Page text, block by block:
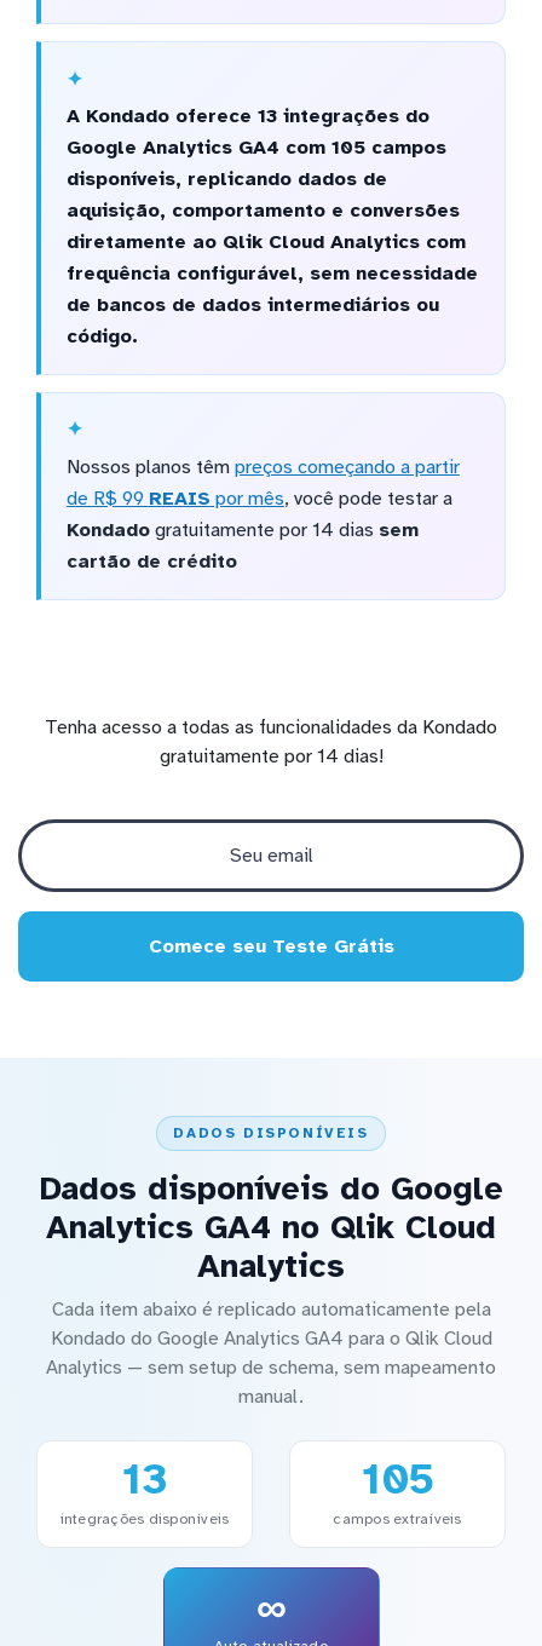
A Kondado oferece 13 integrações do
Google Analytics GA4 com 105 campos
disponíveis, replicando dados de
aquisição, comportamento e conversões
diretamente ao Qlik Cloud Analytics com
frequência configurável, sem necessidade
de bancos de dados intermediários ou
código.
Nossos planos têm preços começando a partir
de R$ 99 REAIS por mês, você pode testar a
Kondadogratuitamente por 14 dias sem
cartão de crédito
Tenha acesso a todas as funcionalidades da Kondado
gratuitamente por 14 dias!
Comece seu Teste Grátis
DADOS DISPONÍVEIS
Dados disponíveis do Google
Analytics GA4 no Qlik Cloud
Analytics
Cada item abaixo é replicado automaticamente pela
Kondado do Google Analytics GA4 para o Qlik Cloud
Analytics — sem setup de schema, sem mapeamento
manual.
13
integrações disponíveis
105
campos extraíveis
∞